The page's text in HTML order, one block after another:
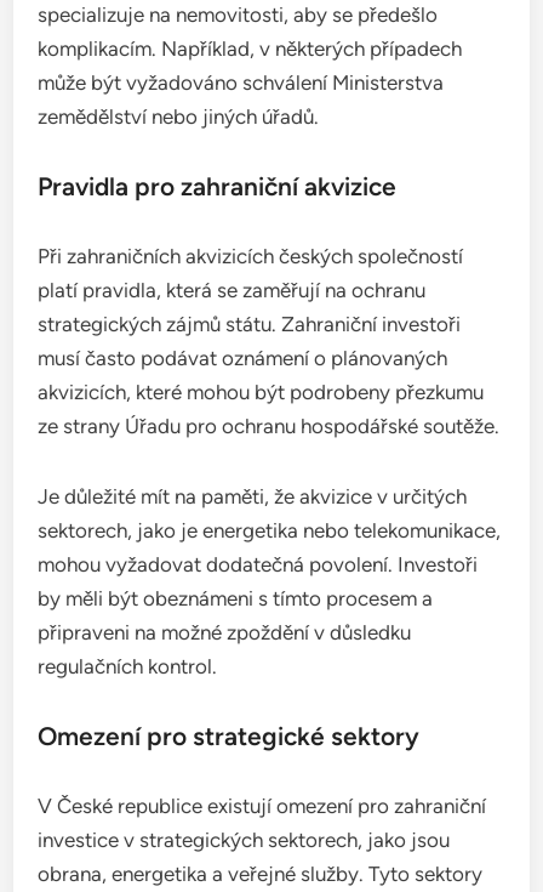
specializuje na nemovitosti, aby se předešlo
komplikacím. Například, v některých případech
může být vyžadováno schválení Ministerstva
zemědělství nebo jiných úřadů.
Pravidla pro zahraniční akvizice
Při zahraničních akvizicích českých společností
platí pravidla, která se zaměřují na ochranu
strategických zájmů státu. Zahraniční investoři
musí často podávat oznámení o plánovaných
akvizicích, které mohou být podrobeny přezkumu
ze strany Úřadu pro ochranu hospodářské soutěže.
Je důležité mít na paměti, že akvizice v určitých
sektorech, jako je energetika nebo telekomunikace,
mohou vyžadovat dodatečná povolení. Investoři
by měli být obeznámeni s tímto procesem a
připraveni na možné zpoždění v důsledku
regulačních kontrol.
Omezení pro strategické sektory
V České republice existují omezení pro zahraniční
investice v strategických sektorech, jako jsou
obrana, energetika a veřejné služby. Tyto sektory